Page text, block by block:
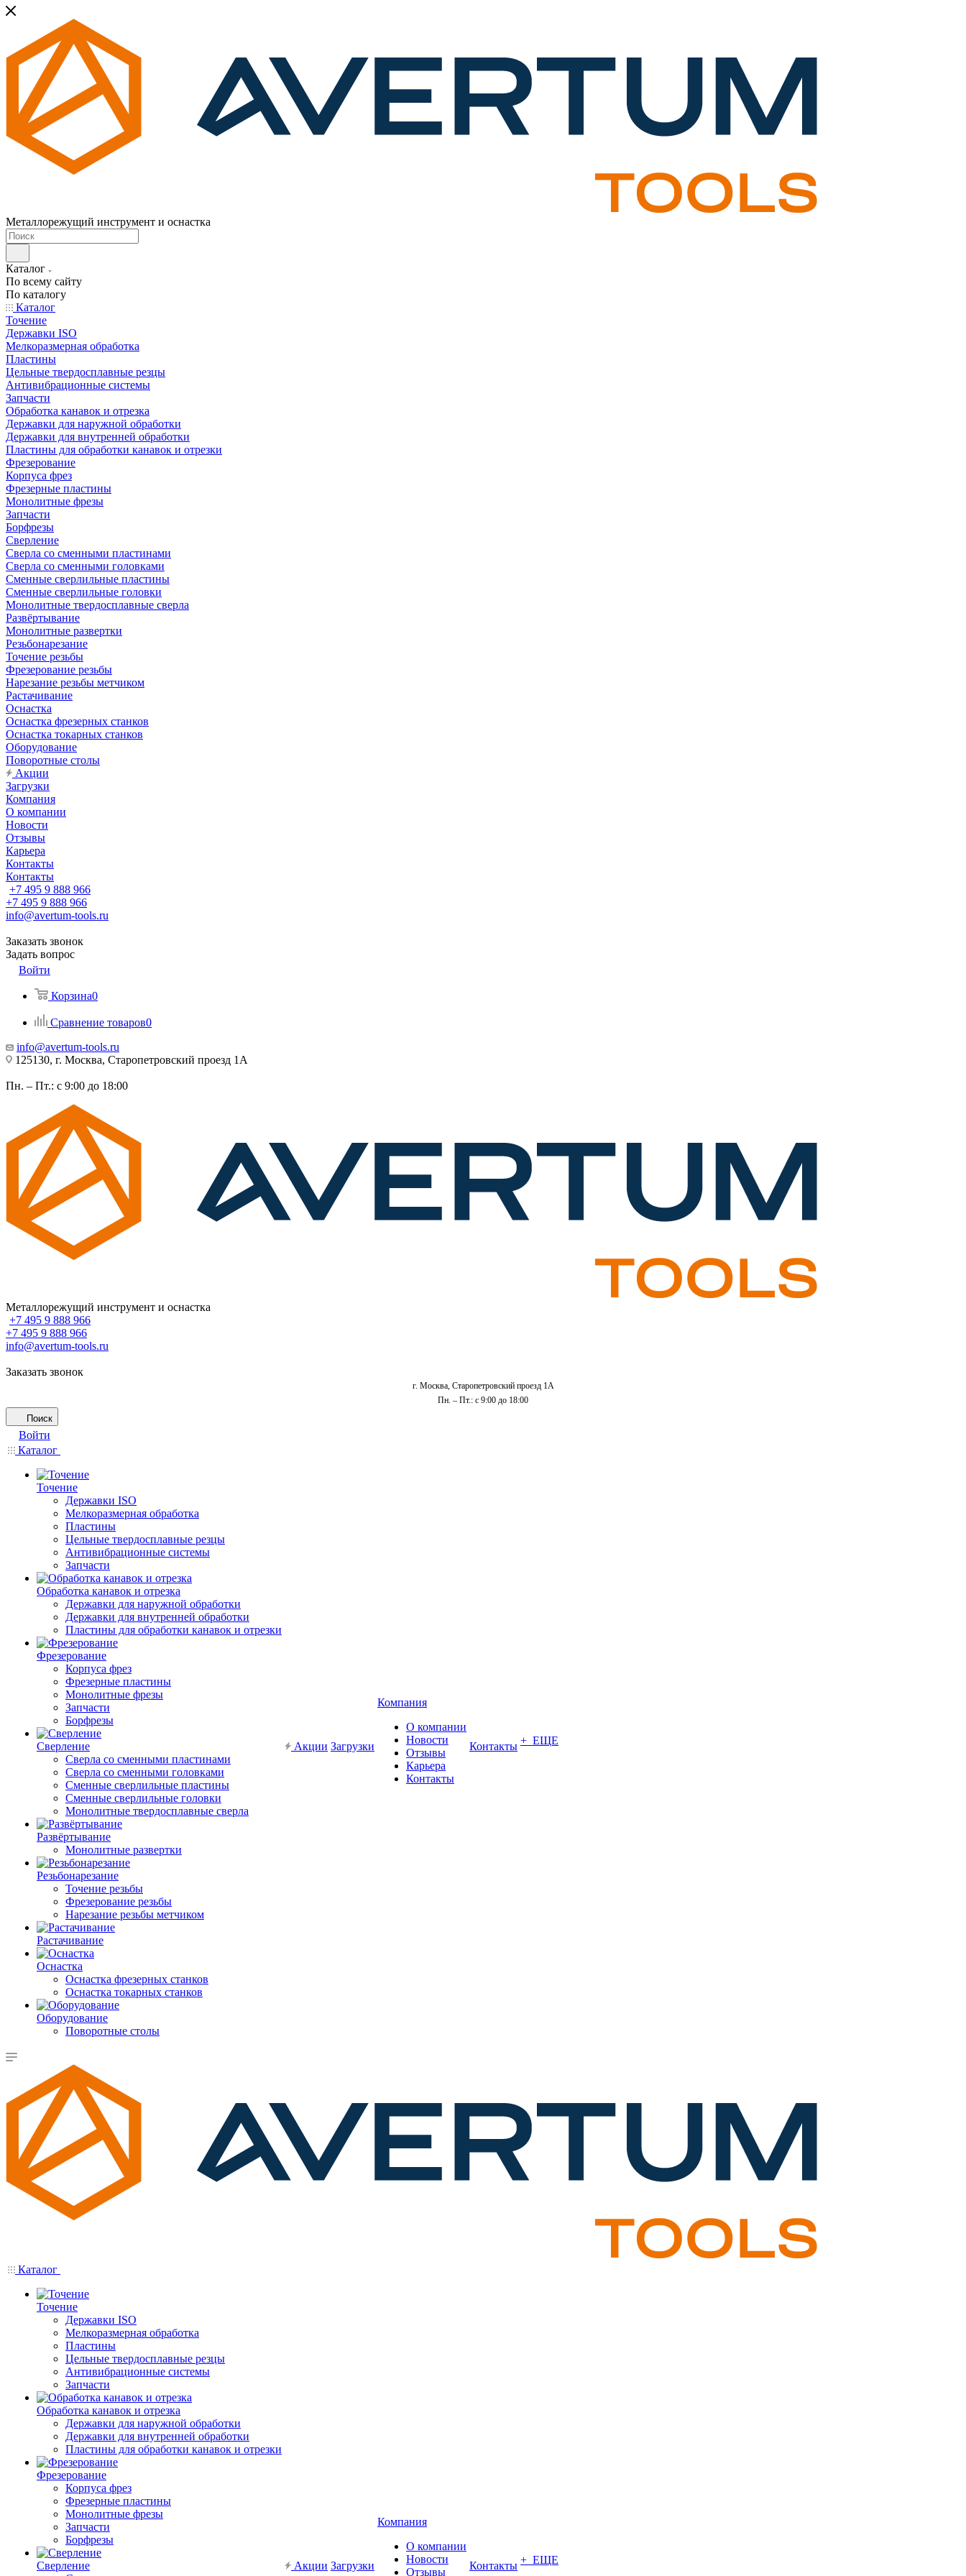
Металлорежущий инструмент и оснастка
Каталог
По всему сайту
По каталогу
Каталог
Точение
Державки ISO
Мелкоразмерная обработка
Пластины
Цельные твердосплавные резцы
Антивибрационные системы
Запчасти
Обработка канавок и отрезка
Державки для наружной обработки
Державки для внутренней обработки
Пластины для обработки канавок и отрезки
Фрезерование
Корпуса фрез
Фрезерные пластины
Монолитные фрезы
Запчасти
Борфрезы
Сверление
Сверла со сменными пластинами
Сверла со сменными головками
Сменные сверлильные пластины
Сменные сверлильные головки
Монолитные твердосплавные сверла
Развёртывание
Монолитные развертки
Резьбонарезание
Точение резьбы
Фрезерование резьбы
Нарезание резьбы метчиком
Растачивание
Оснастка
Оснастка фрезерных станков
Оснастка токарных станков
Оборудование
Поворотные столы
Акции
Загрузки
Компания
О компании
Новости
Отзывы
Карьера
Контакты
Контакты
+7 495 9 888 966
+7 495 9 888 966
info@avertum-tools.ru
Заказать звонок
Задать вопрос
Войти
Корзина0
Сравнение товаров0
info@avertum-tools.ru
125130, г. Москва, Старопетровский проезд 1А
Пн. – Пт.: с 9:00 до 18:00
Металлорежущий инструмент и оснастка
+7 495 9 888 966
+7 495 9 888 966
info@avertum-tools.ru
Заказать звонок
г. Москва, Старопетровский проезд 1А
Пн. – Пт.: с 9:00 до 18:00
Поиск
Войти
Каталог
Точение
Державки ISO
Мелкоразмерная обработка
Пластины
Цельные твердосплавные резцы
Антивибрационные системы
Запчасти
Обработка канавок и отрезка
Державки для наружной обработки
Державки для внутренней обработки
Пластины для обработки канавок и отрезки
Фрезерование
Корпуса фрез
Фрезерные пластины
Монолитные фрезы
Запчасти
Борфрезы
Сверление
Сверла со сменными пластинами
Сверла со сменными головками
Сменные сверлильные пластины
Сменные сверлильные головки
Монолитные твердосплавные сверла
Развёртывание
Монолитные развертки
Резьбонарезание
Точение резьбы
Фрезерование резьбы
Нарезание резьбы метчиком
Растачивание
Оснастка
Оснастка фрезерных станков
Оснастка токарных станков
Оборудование
Поворотные столы
Акции Загрузки
Компания
О компании
Новости
Отзывы
Карьера
Контакты
Контакты + ЕЩЕ
Каталог
Точение
Державки ISO
Мелкоразмерная обработка
Пластины
Цельные твердосплавные резцы
Антивибрационные системы
Запчасти
Обработка канавок и отрезка
Державки для наружной обработки
Державки для внутренней обработки
Пластины для обработки канавок и отрезки
Фрезерование
Корпуса фрез
Фрезерные пластины
Монолитные фрезы
Запчасти
Борфрезы
Сверление
Акции Загрузки
Компания
О компании
Новости
Отзывы
Контакты + ЕЩЕ